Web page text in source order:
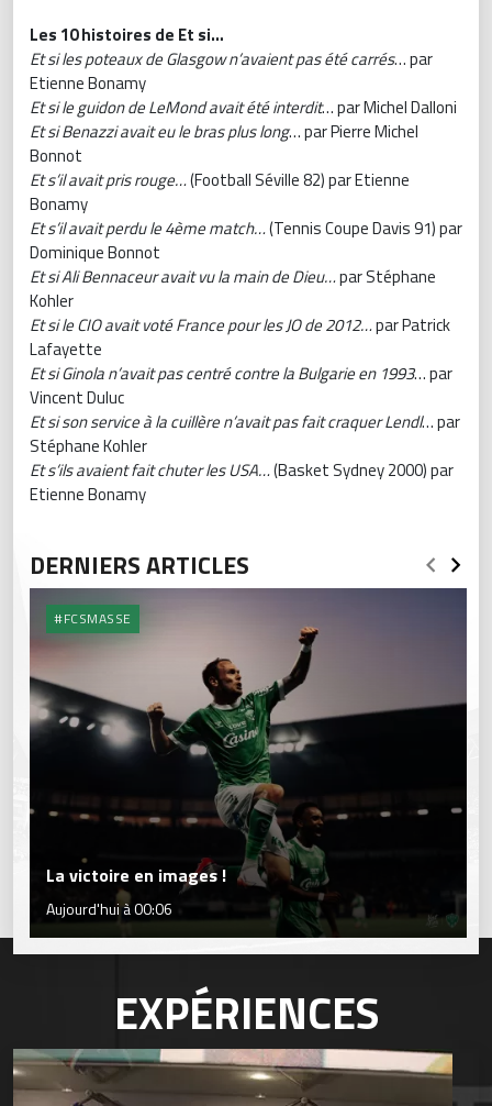
Les 10 histoires de Et si…
Et si les poteaux de Glasgow n’avaient pas été carrés… par
Etienne Bonamy
Et si le guidon de LeMond avait été interdit… par Michel Dalloni
Et si Benazzi avait eu le bras plus long… par Pierre Michel
Bonnot
Et s’il avait pris rouge…(Football Séville 82) par Etienne
Bonamy
Et s’il avait perdu le 4ème match…(Tennis Coupe Davis 91) par
Dominique Bonnot
Et si Ali Bennaceur avait vu la main de Dieu…par Stéphane
Kohler
Et si le CIO avait voté France pour les JO de 2012…par Patrick
Lafayette
Et si Ginola n’avait pas centré contre la Bulgarie en 1993… par
Vincent Duluc
Et si son service à la cuillère n’avait pas fait craquer Lendl… par
Stéphane Kohler
Et s’ils avaient fait chuter les USA…(Basket Sydney 2000) par
Etienne Bonamy
DERNIERS ARTICLES
#FCSMASSE
La victoire en images !
Aujourd'hui à 00:06
EXPÉRIENCES